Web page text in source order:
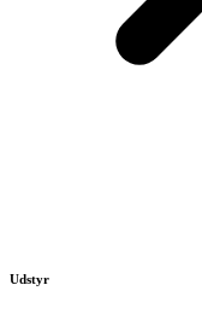
Udstyr